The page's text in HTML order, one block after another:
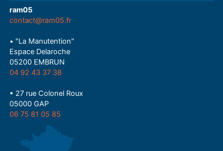
ram05
contact@ram05.fr
• "La Manutention"
Espace Delaroche
05200 EMBRUN
04 92 43 37 38
• 27 rue Colonel Roux
05000 GAP
06 75 81 05 85